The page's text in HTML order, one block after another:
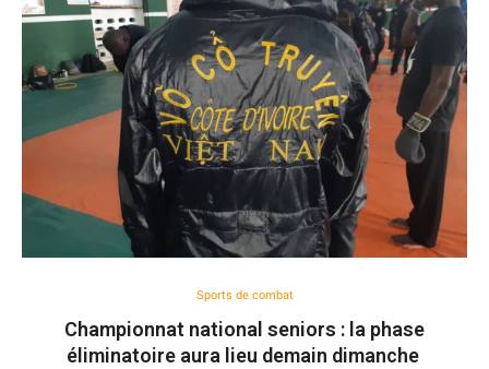
Sports de combat
Championnat national seniors : la phase
éliminatoire aura lieu demain dimanche